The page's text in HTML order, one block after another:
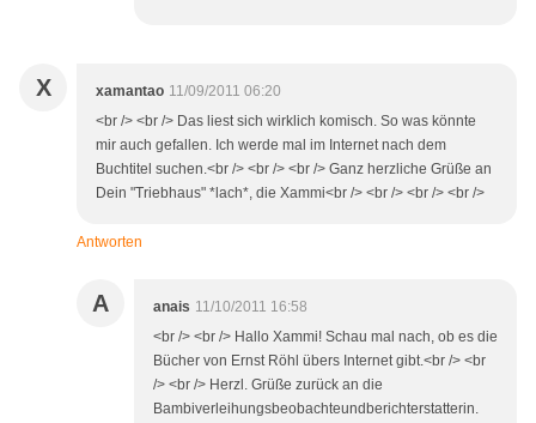
X xamantao 11/09/2011 06:20
<br /> <br /> Das liest sich wirklich komisch. So was könnte
mir auch gefallen. Ich werde mal im Internet nach dem
Buchtitel suchen.<br /> <br /> <br /> Ganz herzliche Grüße an
Dein "Triebhaus" *lach*, die Xammi<br /> <br /> <br /> <br />
Antworten
A anais 11/10/2011 16:58
<br /> <br /> Hallo Xammi! Schau mal nach, ob es die
Bücher von Ernst Röhl übers Internet gibt.<br /> <br
/> <br /> Herzl. Grüße zurück an die
Bambiverleihungsbeobachteundberichterstatterin.